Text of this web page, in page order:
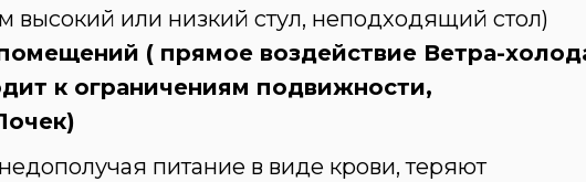
высокий или низкий стул, неподходящий стол)
( прямое воздействие Ветра-
к ограничениям подвижности,
питание в виде крови, теряют